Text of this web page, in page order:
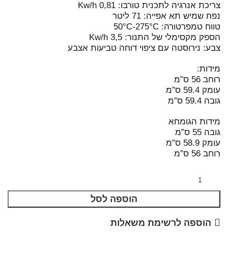
צריכת אנרגיה לתכנית טורבו: 0,81 Kw/h
נפח שמיש תא אפייה: 71 ליטר
טווח טמפרטורה: 50°C-275°C
הספק מקסימלי של התנור: 3,5 Kw/h
צבע: נירוסטה עם ציפוי דוחה טביעות אצבע
מידות:
רוחב 56 ס”מ
עומק 59.4 ס”מ
גובה 59.4 ס”מ
מידות הגומחא
גובה 55 ס”מ
עומק 58.9 ס”מ
רוחב 56 ס”מ
הוספה לסל
הוספה לרשימת משאלות